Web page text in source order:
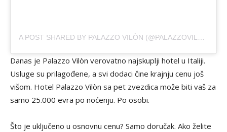
A POST SHARED BY PALAZZO VILÒN (@PALAZZOVILON)
Danas je Palazzo Vilòn verovatno najskuplji hotel u Italiji.
Usluge su prilagođene, a svi dodaci čine krajnju cenu još
višom. Hotel Palazzo Vilòn sa pet zvezdica može biti vaš za
samo 25.000 evra po noćenju. Po osobi.
Što je uključeno u osnovnu cenu? Samo doručak. Ako želite